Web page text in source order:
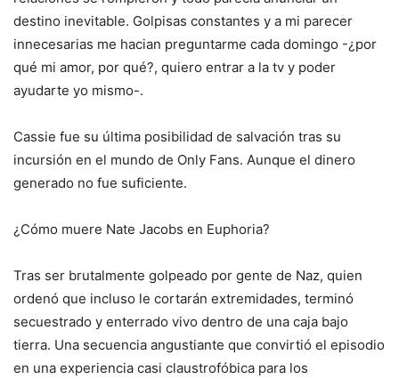
destino inevitable. Golpisas constantes y a mi parecer
innecesarias me hacian preguntarme cada domingo -¿por
qué mi amor, por qué?, quiero entrar a la tv y poder
ayudarte yo mismo-.
Cassie fue su última posibilidad de salvación tras su
incursión en el mundo de Only Fans. Aunque el dinero
generado no fue suficiente.
¿Cómo muere Nate Jacobs en Euphoria?
Tras ser brutalmente golpeado por gente de Naz, quien
ordenó que incluso le cortarán extremidades, terminó
secuestrado y enterrado vivo dentro de una caja bajo
tierra. Una secuencia angustiante que convirtió el episodio
en una experiencia casi claustrofóbica para los